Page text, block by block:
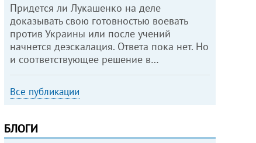
Придется ли Лукашенко на деле
доказывать свою готовностью воевать
против Украины или после учений
начнется деэскалация. Ответа пока нет. Но
и соответствующее решение в…
Все публикации
БЛОГИ